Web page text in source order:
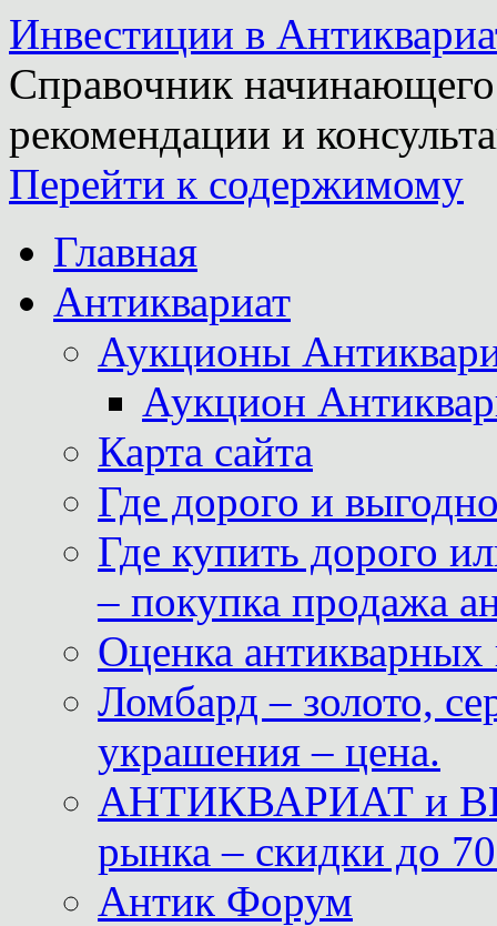
Инвестиции в
Справочник
рекомендации и
Перейти к содержимому
Главная
Антиквариат
Аукционы
Аукцион
Карта сайта
Где дорого и
Где купить дорого
– покупка продажа
Оценка антикварных
Ломбард – золото,
украшения – цена.
АНТИКВАРИАТ и
рынка – скидки до
Антик Форум